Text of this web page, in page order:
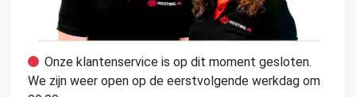
Onze klantenservice is op dit moment gesloten.
We zijn weer open op de eerstvolgende werkdag om